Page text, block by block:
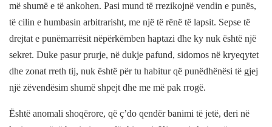
më shumë e të ankohen. Pasi mund të rrezikojnë vendin e punës,
të cilin e humbasin arbitrarisht, me një të rënë të lapsit. Sepse të
drejtat e punëmarrësit nëpërkëmben haptazi dhe ky nuk është një
sekret. Duke pasur prurje, në dukje pafund, sidomos në kryeqytet
dhe zonat rreth tij, nuk është për tu habitur që punëdhënësi të gjej
një zëvendësim shumë shpejt dhe me më pak rrogë.
Është anomali shoqërore, që ç’do qendër banimi të jetë, deri në